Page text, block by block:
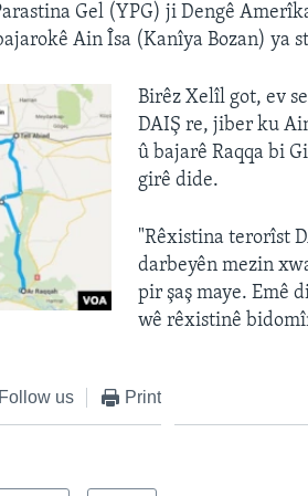
Gel (YPG) ji Dengê
Ain Îsa (Kanîya Bozan) ya
Birêz Xelîl got, ev
DAIŞ re, jiber ku
û bajarê Raqqa bi
girê dide.
"Rêxistina terorîst
darbeyên mezin
pir şaş maye. Emê
wê rêxistinê
Follow us Print